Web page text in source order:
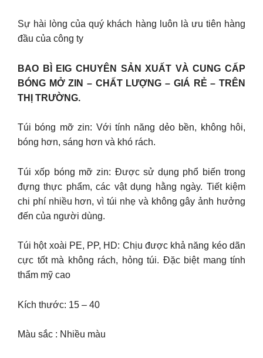
Sự hài lòng của quý khách hàng luôn là ưu tiên hàng
đầu của công ty
BAO BÌ EIG CHUYÊN SẢN XUẤT VÀ CUNG CẤP
BÓNG MỞ ZIN – CHẤT LƯỢNG – GIÁ RẺ – TRÊN
THỊ TRƯỜNG.
Túi bóng mỡ zin: Với tính năng dẻo bền, không hôi,
bóng hơn, sáng hơn và khó rách.
Túi xốp bóng mỡ zin: Được sử dụng phổ biến trong
đựng thực phẩm, các vật dụng hằng ngày. Tiết kiệm
chi phí nhiều hơn, vì túi nhẹ và không gây ảnh hưởng
đến của người dùng.
Túi hột xoài PE, PP, HD: Chịu được khả năng kéo dãn
cực tốt mà không rách, hỏng túi. Đặc biệt mang tính
thẩm mỹ cao
Kích thước: 15 – 40
Màu sắc : Nhiều màu